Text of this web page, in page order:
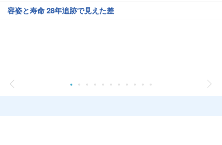
容姿と寿命 28年追跡で見えた差